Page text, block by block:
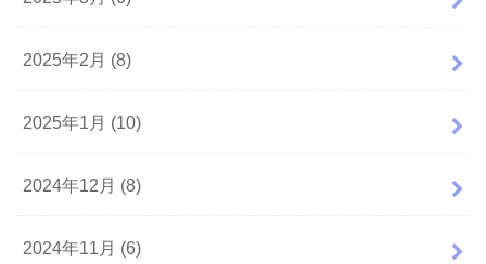
2025年2月 (8)
2025年1月 (10)
2024年12月 (8)
2024年11月 (6)